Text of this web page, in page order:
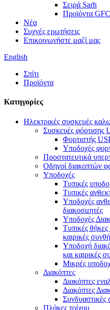
Σειρά Sarh
Προϊόντα
Νέα
Συχνές ερωτήσεις
Επικοινωνήστε μαζί μας
English
Σπίτι
Προϊόντα
Κατηγορίες
Ηλεκτρικές συσκευές
Συσκευές φόρτισης
Φορτιστής
Υποδοχές
Προστατευτικά
Οδηγοί διακοπτών
Υποδοχές
Τυπικές
Τυπικές
Υποδοχές
διακοσμητές
Υποδοχές
Τυπικές θήκες
καιρικές
Υποδοχή
και καιρικές
Μικρές
Διακόπτες
Διακόπτες
Διακόπτες
Συνδυαστικές
Πλάκες τοίχου